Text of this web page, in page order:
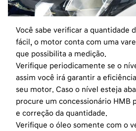
Você sabe verificar a quantidade
fácil, o motor conta com uma
que possibilita a medição.
Verifique periodicamente se o
assim você irá garantir a
seu motor. Caso o nível esteja
procure um concessionário HMB
e correção da quantidade.
Verifique o óleo somente com o